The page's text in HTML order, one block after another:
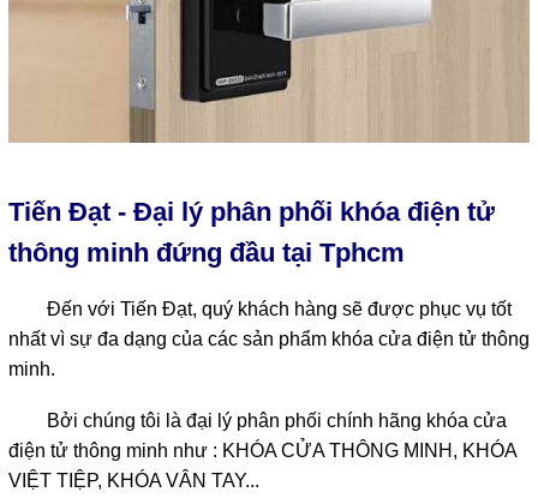
Tiến Đạt - Đại lý phân phối khóa điện tử
thông minh đứng đầu tại Tphcm
Đến với Tiến Đạt, quý khách hàng sẽ được phục vụ tốt
nhất vì sự đa dạng của các sản phẩm khóa cửa điện tử thông
minh.
Bởi chúng tôi là đại lý phân phối chính hãng khóa cửa
điện tử thông minh như : KHÓA CỬA THÔNG MINH, KHÓA
VIỆT TIỆP, KHÓA VÂN TAY...